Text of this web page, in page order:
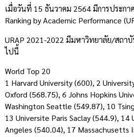
เมื่อวันที่ 15 ธันวาคม 2564 มีการประกา
Ranking by Academic Performance
URAP 2021-2022 มีมหาวิทยาลัย/สถา
ไปนี้
World Top 20
1 Harvard University (600), 2
Oxford (568.75), 6 Johns Hopkins
Washington Seattle (549.87), 10
13 Universite Paris Saclay (544.9),
Angeles (540.04), 17 Massachusetts